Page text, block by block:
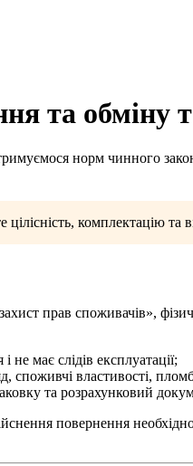
та обміну
норм чинного
цілісність, комплектацію та
прав споживачів»,
не має слідів експлуатації;
споживчі властивості,
та розрахунковий
повернення